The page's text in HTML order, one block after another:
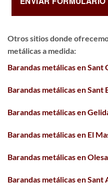
Otros sitios donde
metálicas a medida:
Barandas metálicas en Sant
Barandas metálicas en Sant
Barandas metálicas en
Barandas metálicas en El
Barandas metálicas en
Barandas metálicas en Sant